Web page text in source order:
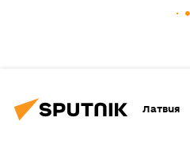
Латвия